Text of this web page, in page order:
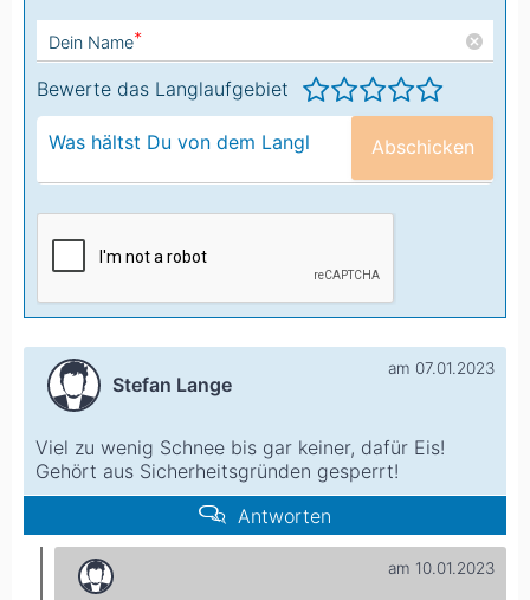
Dein Name*
Bewerte das Langlaufgebiet
Abschicken
Stefan Lange
am 07.01.2023
Viel zu wenig Schnee bis gar keiner, dafür Eis!
Gehört aus Sicherheitsgründen gesperrt!
Antworten
am 10.01.2023